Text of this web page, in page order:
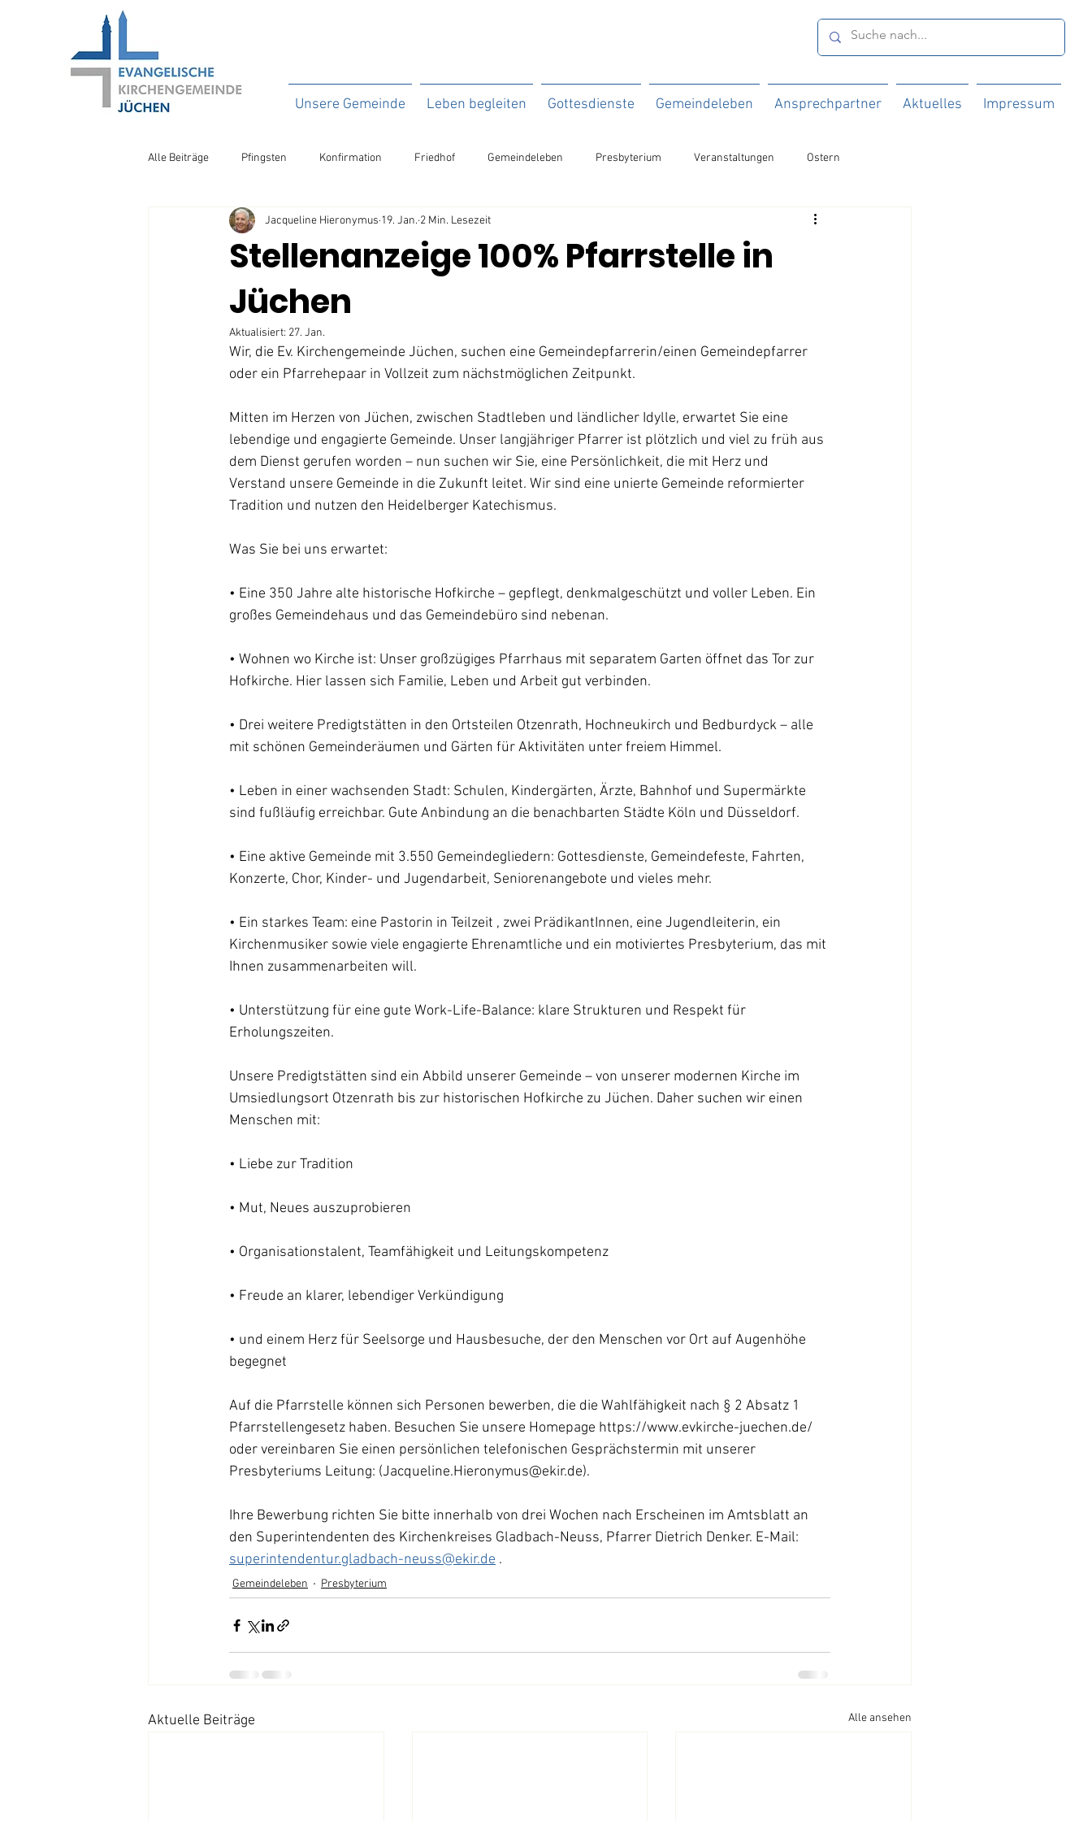
Unsere Gemeinde Leben begleiten Gottesdienste Gemeindeleben Ansprechpartner Aktuelles Impressum
Alle Beiträge Pfingsten Konfirmation Friedhof Gemeindeleben Presbyterium Veranstaltungen Ostern
Stellenanzeige 100% Pfarrstelle in
Jüchen
Jacqueline Hieronymus 19. Jan. 2 Min. Lesezeit
Aktualisiert: 27. Jan.
Wir, die Ev. Kirchengemeinde Jüchen, suchen eine Gemeindepfarrerin/einen Gemeindepfarrer
oder ein Pfarrehepaar in Vollzeit zum nächstmöglichen Zeitpunkt.
Mitten im Herzen von Jüchen, zwischen Stadtleben und ländlicher Idylle, erwartet Sie eine
lebendige und engagierte Gemeinde. Unser langjähriger Pfarrer ist plötzlich und viel zu früh aus
dem Dienst gerufen worden – nun suchen wir Sie, eine Persönlichkeit, die mit Herz und
Verstand unsere Gemeinde in die Zukunft leitet. Wir sind eine unierte Gemeinde reformierter
Tradition und nutzen den Heidelberger Katechismus.
Was Sie bei uns erwartet:
• Eine 350 Jahre alte historische Hofkirche – gepflegt, denkmalgeschützt und voller Leben. Ein
großes Gemeindehaus und das Gemeindebüro sind nebenan.
• Wohnen wo Kirche ist: Unser großzügiges Pfarrhaus mit separatem Garten öffnet das Tor zur
Hofkirche. Hier lassen sich Familie, Leben und Arbeit gut verbinden.
• Drei weitere Predigtstätten in den Ortsteilen Otzenrath, Hochneukirch und Bedburdyck – alle
mit schönen Gemeinderäumen und Gärten für Aktivitäten unter freiem Himmel.
• Leben in einer wachsenden Stadt: Schulen, Kindergärten, Ärzte, Bahnhof und Supermärkte
sind fußläufig erreichbar. Gute Anbindung an die benachbarten Städte Köln und Düsseldorf.
• Eine aktive Gemeinde mit 3.550 Gemeindegliedern: Gottesdienste, Gemeindefeste, Fahrten,
Konzerte, Chor, Kinder- und Jugendarbeit, Seniorenangebote und vieles mehr.
• Ein starkes Team: eine Pastorin in Teilzeit , zwei PrädikantInnen, eine Jugendleiterin, ein
Kirchenmusiker sowie viele engagierte Ehrenamtliche und ein motiviertes Presbyterium, das mit
Ihnen zusammenarbeiten will.
• Unterstützung für eine gute Work-Life-Balance: klare Strukturen und Respekt für
Erholungszeiten.
Unsere Predigtstätten sind ein Abbild unserer Gemeinde – von unserer modernen Kirche im
Umsiedlungsort Otzenrath bis zur historischen Hofkirche zu Jüchen. Daher suchen wir einen
Menschen mit:
• Liebe zur Tradition
• Mut, Neues auszuprobieren
• Organisationstalent, Teamfähigkeit und Leitungskompetenz
• Freude an klarer, lebendiger Verkündigung
• und einem Herz für Seelsorge und Hausbesuche, der den Menschen vor Ort auf Augenhöhe
begegnet
Auf die Pfarrstelle können sich Personen bewerben, die die Wahlfähigkeit nach § 2 Absatz 1
Pfarrstellengesetz haben. Besuchen Sie unsere Homepage https://www.evkirche-juechen.de/
oder vereinbaren Sie einen persönlichen telefonischen Gesprächstermin mit unserer
Presbyteriums Leitung: (Jacqueline.Hieronymus@ekir.de).
Ihre Bewerbung richten Sie bitte innerhalb von drei Wochen nach Erscheinen im Amtsblatt an
den Superintendenten des Kirchenkreises Gladbach-Neuss, Pfarrer Dietrich Denker. E-Mail:
superintendentur.gladbach-neuss@ekir.de .
Gemeindeleben Presbyterium
Aktuelle Beiträge Alle ansehen